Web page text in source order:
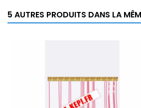
5 AUTRES PRODUITS DANS LA